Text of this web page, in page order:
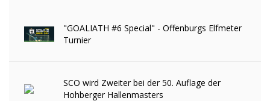
"GOALIATH #6 Special" - Offenburgs Elfmeter
Turnier
SCO wird Zweiter bei der 50. Auflage der
Hohberger Hallenmasters